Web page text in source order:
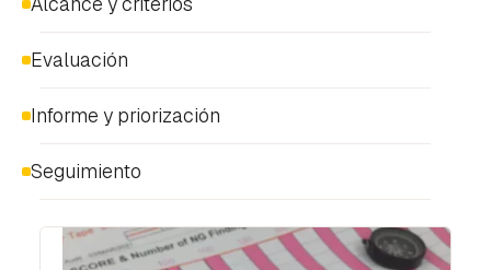
Evaluación
Informe y priorización
Seguimiento